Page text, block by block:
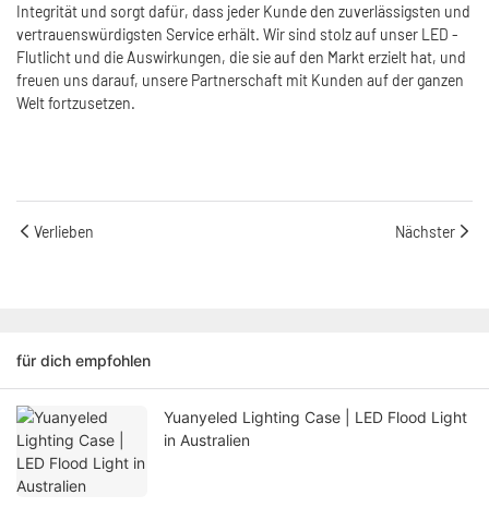
Integrität und sorgt dafür, dass jeder Kunde den zuverlässigsten und
vertrauenswürdigsten Service erhält. Wir sind stolz auf unser LED -
Flutlicht und die Auswirkungen, die sie auf den Markt erzielt hat, und
freuen uns darauf, unsere Partnerschaft mit Kunden auf der ganzen
Welt fortzusetzen.
Verlieben Nächster
für dich empfohlen
Yuanyeled Lighting Case | LED Flood Light
in Australien